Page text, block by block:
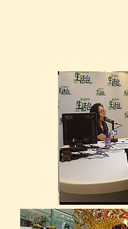
金箔鹿藝術擺設 GOLD FOIL
DEER STATE
GM0003
金箔浮雕畫框 GOLD FOIL